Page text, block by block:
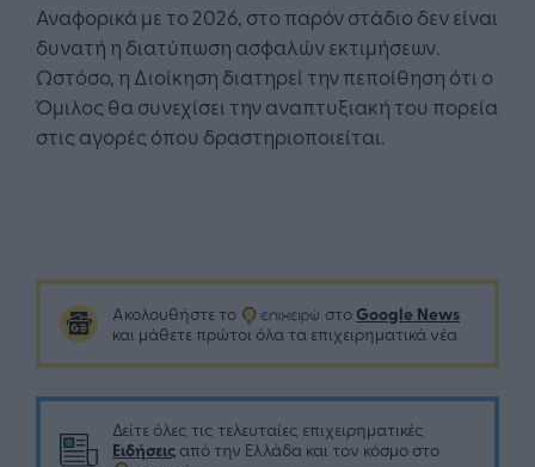
Αναφορικά με το 2026, στο παρόν στάδιο δεν είναι
δυνατή η διατύπωση ασφαλών εκτιμήσεων.
Ωστόσο, η Διοίκηση διατηρεί την πεποίθηση ότι ο
Όμιλος θα συνεχίσει την αναπτυξιακή του πορεία
στις αγορές όπου δραστηριοποιείται.
Ακολουθήστε το στο Google News
και μάθετε πρώτοι όλα τα επιχειρηματικά νέα
Δείτε όλες τις τελευταίες επιχειρηματικές
Ειδήσεις από την Ελλάδα και τον κόσμο στο